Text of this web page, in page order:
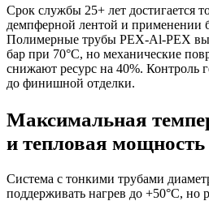
Срок службы 25+ лет достигается
демпферной лентой и применении
Полимерные трубы PEX-Al-PEX
бар при 70°C, но механические
снижают ресурс на 40%. Контроль
до финишной отделки.
Максимальная
и тепловая мощность
Система с тонкими трубами
поддерживать нагрев до +50°C, но